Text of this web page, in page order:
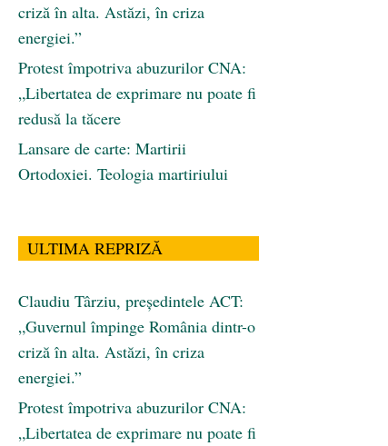
criză în alta. Astăzi, în criza
energiei.”
Protest împotriva abuzurilor CNA:
„Libertatea de exprimare nu poate fi
redusă la tăcere
Lansare de carte: Martirii
Ortodoxiei. Teologia martiriului
ULTIMA REPRIZĂ
Claudiu Târziu, președintele ACT:
„Guvernul împinge România dintr-o
criză în alta. Astăzi, în criza
energiei.”
Protest împotriva abuzurilor CNA:
„Libertatea de exprimare nu poate fi